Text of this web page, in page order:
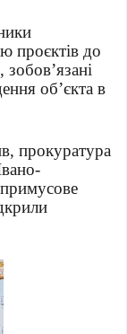
проєктів до
об’єкта в
прокуратура